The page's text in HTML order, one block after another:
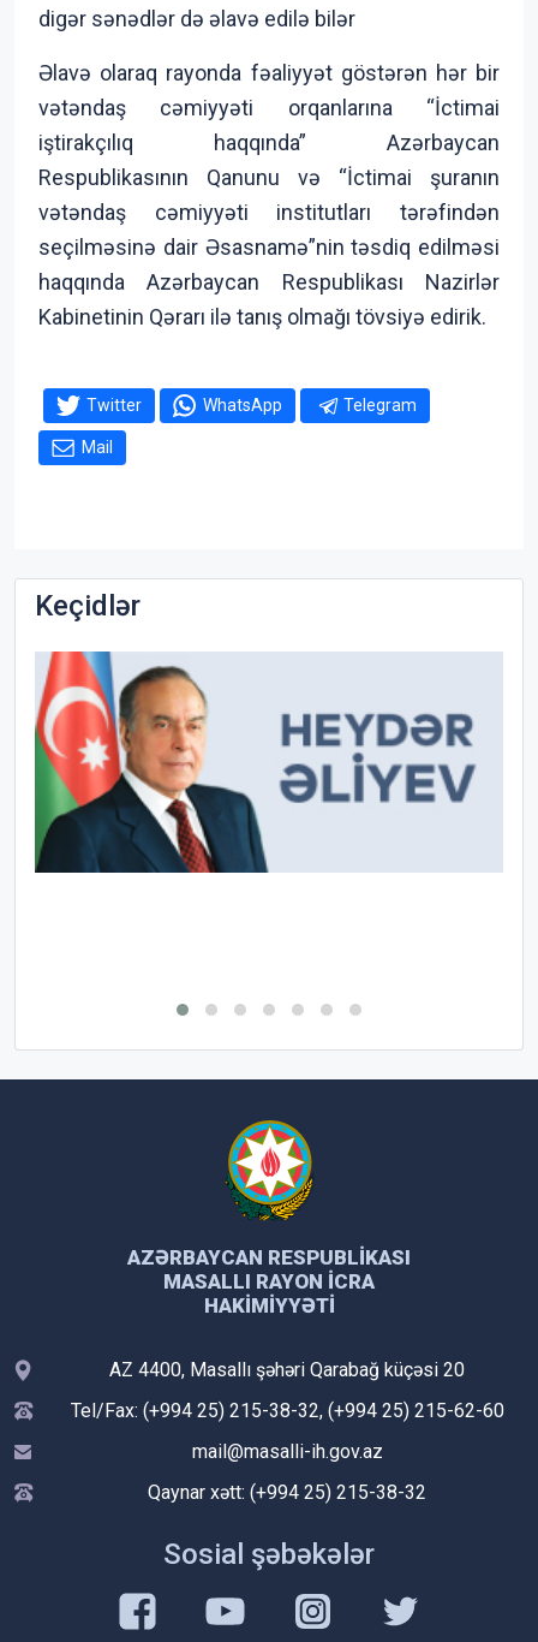
digər sənədlər də əlavə edilə bilər
Əlavə olaraq rayonda fəaliyyət göstərən hər bir
vətəndaş cəmiyyəti orqanlarına “İctimai
iştirakçılıq haqqında” Azərbaycan
Respublikasının Qanunu və “İctimai şuranın
vətəndaş cəmiyyəti institutları tərəfindən
seçilməsinə dair Əsasnamə”nin təsdiq edilməsi
haqqında Azərbaycan Respublikası Nazirlər
Kabinetinin Qərarı ilə tanış olmağı tövsiyə edirik.
Twitter WhatsApp Telegram
Mail
Keçidlər
AZƏRBAYCAN RESPUBLIKASI
MASALLI RAYON İCRA
HAKIMIYYƏTI
AZ 4400, Masallı şəhəri Qarabağ küçəsi 20
Tel/Fax: (+994 25) 215-38-32, (+994 25) 215-62-60
mail@masalli-ih.gov.az
Qaynar xətt: (+994 25) 215-38-32
Sosial şəbəkələr